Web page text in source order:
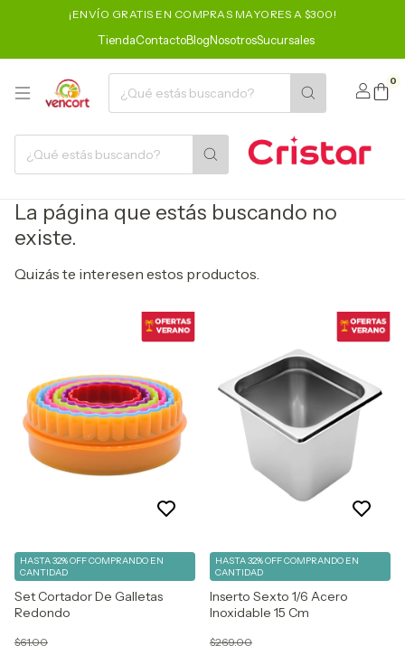
¡ENVÍO GRATIS EN COMPRAS MAYORES A $300!
TiendaContactoBlogNosotrosSucursales
0
La página que estás buscando no
existe.
Quizás te interesen estos productos.
Set Cortador De Galletas
Redondo
$61.00
HASTA 32% OFFCOMPRANDO EN
CANTIDAD
Inserto Sexto 1/6 Acero
Inoxidable 15 Cm
$269.00
HASTA 32% OFFCOMPRANDO EN
CANTIDAD